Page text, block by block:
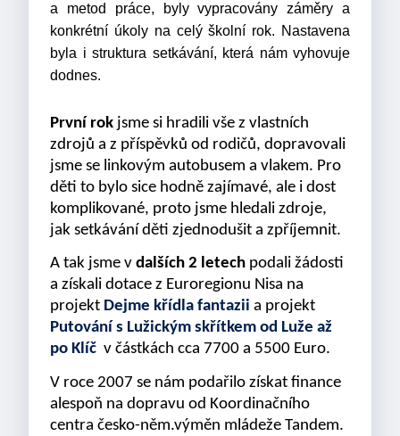
a metod práce, byly vypracovány záměry a
konkrétní úkoly na celý školní rok. Nastavena
byla i struktura setkávání, která nám vyhovuje
dodnes.
První rok jsme si hradili vše z vlastních
zdrojů a z příspěvků od rodičů, dopravovali
jsme se linkovým autobusem a vlakem. Pro
děti to bylo sice hodně zajímavé, ale i dost
komplikované, proto jsme hledali zdroje,
jak setkávání děti zjednodušit a zpříjemnit.
A tak jsme v dalších 2 letech podali žádosti
a získali dotace z Euroregionu Nisa na
projekt Dejme křídla fantazii a projekt
Putování s Lužickým skřítkem od Luže až
po Klíč v částkách cca 7700 a 5500 Euro.
V roce 2007 se nám podařilo získat finance
alespoň na dopravu od Koordinačního
centra česko-něm.výměn mládeže Tandem.